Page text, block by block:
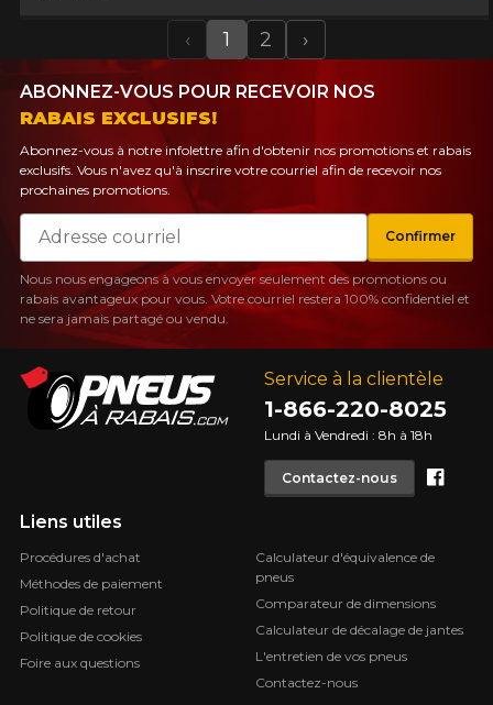
Previous
‹ 1 2 Next
›
Service à la clientèle
1-866-220-8025
Lundi à Vendredi : 8h à 18h
Contactez-nous
Liens utiles
Procédures d'achat
Méthodes de paiement
Politique de retour
Politique de cookies
Foire aux questions
Calculateur d'équivalence de
pneus
Comparateur de dimensions
Calculateur de décalage de jantes
L'entretien de vos pneus
Contactez-nous
ABONNEZ-VOUS POUR RECEVOIR NOS
RABAIS EXCLUSIFS!
Abonnez-vous à notre infolettre afin d'obtenir nos promotions et rabais
exclusifs. Vous n'avez qu'à inscrire votre courriel afin de recevoir nos
prochaines promotions.
Courriel
Confirmer
Nous nous engageons à vous envoyer seulement des promotions ou
rabais avantageux pour vous. Votre courriel restera 100% confidentiel et
ne sera jamais partagé ou vendu.